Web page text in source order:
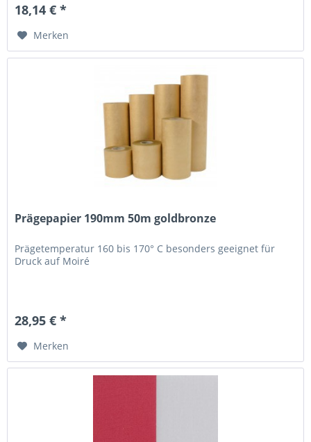
18,14 € *
Merken
Prägepapier 190mm 50m goldbronze
Prägetemperatur 160 bis 170° C besonders geeignet für
Druck auf Moiré
28,95 € *
Merken